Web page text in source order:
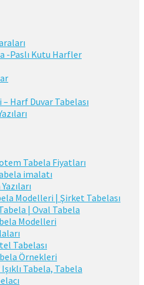
-Paslı Kutu Harfler
Harf Duvar Tabelası
Tabela Fiyatları
imalatı
Modelleri | Şirket Tabelası
| Oval Tabela
Modelleri
Tabelası
Örnekleri
Tabela, Tabela